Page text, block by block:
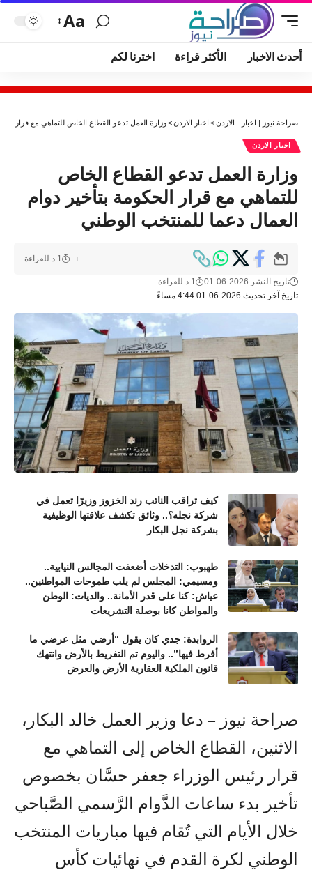
Aa
أحدث الاخبار الأكثر قراءة اخترنا لكم
صراحة نيوز | اخبار - الاردن> اخبار الاردن>وزارة العمل تدعو القطاع الخاص للتماهي مع قرار
اخبار الاردن
وزارة العمل تدعو القطاع الخاص
للتماهي مع قرار الحكومة بتأخير دوام
العمال دعما للمنتخب الوطني
تاريخ آخر تحديث 2026-06-01 4:44 مساءً
تاريخ النشر 2026-06-01 1 د للقراءة
1 د للقراءة
كيف تراقب النائب رند الخزوز وزيرًا تعمل في
شركة نجله؟.. وثائق تكشف علاقتها الوظيفية
بشركة نجل البكار
طهبوب: التدخلات أضعفت المجالس النيابية..
ومسيمي: المجلس لم يلب طموحات المواطنين..
عياش: كنا على قدر الأمانة.. والديات: الوطن
والمواطن كانا بوصلة التشريعات
الروابدة: جدي كان يقول “أرضي مثل عرضي ما
أفرط فيها”.. واليوم تم التفريط بالأرض وانتهك
قانون الملكية العقارية الأرض والعرض
صراحة نيوز – دعا وزير العمل خالد البكار،
الاثنين، القطاع الخاص إلى التماهي مع
قرار رئيس الوزراء جعفر حسَّان بخصوص
تأخير بدء ساعات الدَّوام الرَّسمي الصَّباحي
خلال الأيام التي تُقام فيها مباريات المنتخب
الوطني لكرة القدم في نهائيات كأس